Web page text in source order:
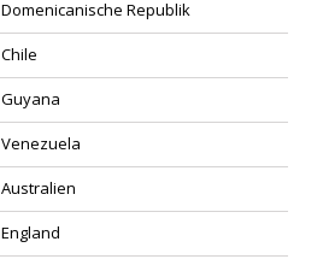
Domenicanische Republik
Chile
Guyana
Venezuela
Australien
England